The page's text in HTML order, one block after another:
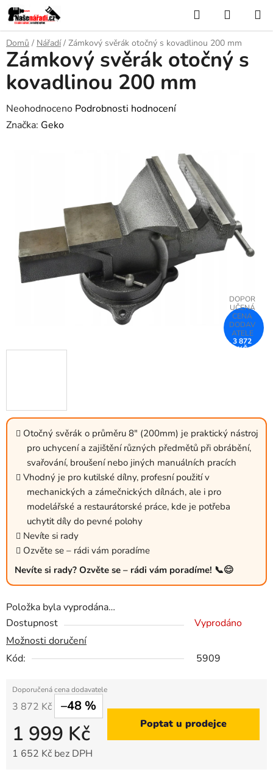
Přejít
na
obsah
Hledat
KOŠÍK
Domů / Nářadí / Zámkový svěrák otočný s kovadlinou 200 mm
Otočný svěrák o průměru 8" (200mm) je praktický nástroj
pro uchycení a zajištění různých předmětů při obrábění,
svařování, broušení nebo jiných manuálních pracích
Vhodný je pro kutilské dílny, profesní použití v
mechanických a zámečnických dílnách, ale i pro
modelářské a restaurátorské práce, kde je potřeba
uchytit díly do pevné polohy
Nevíte si rady
Ozvěte se – rádi vám poradíme
Nevíte si rady? Ozvěte se – rádi vám poradíme! 📞😊
Položka byla vyprodána…
Dostupnost
Vyprodáno
Možnosti doručení
Kód:
5909
3 872 Kč –48 %
1 999 Kč
1 652 Kč bez DPH
Poptat u prodejce
Zámkový svěrák otočný s
kovadlinou 200 mm
Průměrné
hodnocení
Neohodnoceno Podrobnosti hodnocení
Značka: Geko
3 872
KČ